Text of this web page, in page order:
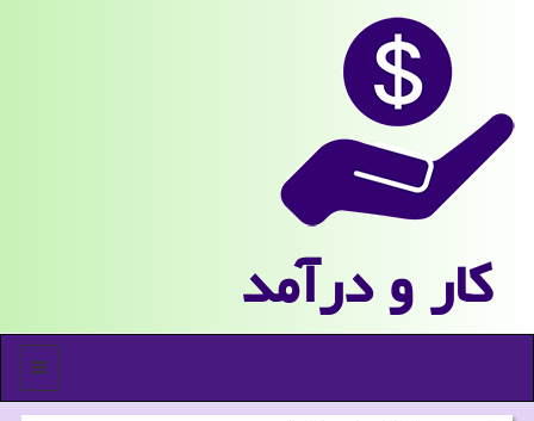
كار و درآمد
منو